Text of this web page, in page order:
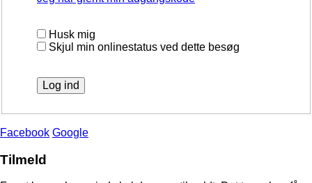
Husk mig
Skjul min onlinestatus ved dette besøg
Facebook Google
Tilmeld